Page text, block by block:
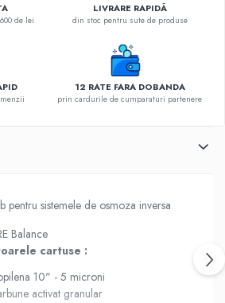
de lei
LIVRARE RAPIDĂ
din stoc pentru sute de produse
12 RATE FARA DOBANDA
prin cardurile de cumparaturi partenere
pentru sistemele de osmoza inversa
Balance
cartuse :
10" - 5 microni
activat granular